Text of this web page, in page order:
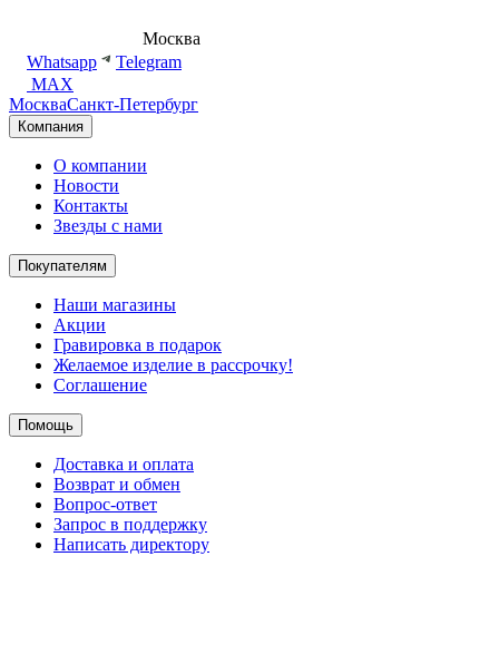
Москва
Whatsapp
Telegram
MAX
МоскваСанкт-Петербург
Компания
О компании
Новости
Контакты
Звезды с нами
Покупателям
Наши магазины
Акции
Гравировка в подарок
Желаемое изделие в рассрочку!
Соглашение
Помощь
Доставка и оплата
Возврат и обмен
Вопрос-ответ
Запрос в поддержку
Написать директору